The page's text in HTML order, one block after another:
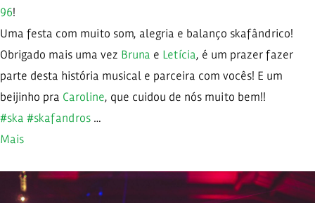
96!
Uma festa com muito som, alegria e balanço skafândrico!
Obrigado mais uma vez Bruna e Letícia, é um prazer fazer
parte desta história musical e parceira com vocês! E um
beijinho pra Caroline, que cuidou de nós muito bem!!
#ska #skafandros …
Mais